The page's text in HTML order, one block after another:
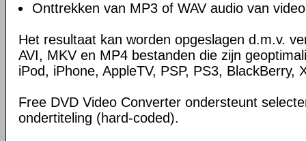
Onttrekken van MP3 of WAV audio van
Het resultaat kan worden opgeslagen d.m.v.
AVI, MKV en MP4 bestanden die zijn
iPod, iPhone, AppleTV, PSP, PS3, BlackBerry,
Free DVD Video Converter ondersteunt
ondertiteling (hard-coded).